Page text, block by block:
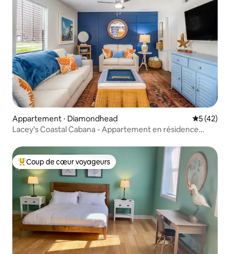
Appartement ⋅ Diamondhead
5 (42)
Lacey's Coastal Cabana - Appartement en résidence
Coups de cœur voyageurs les plus appréciés
Coup de cœur voyageurs